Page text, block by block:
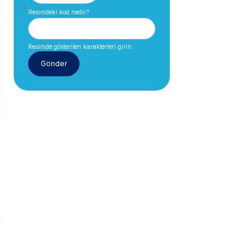
Resimdeki kod nedir?
Resimde gösterilen karakterleri girin.